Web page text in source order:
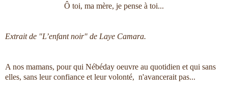
Ô toi, ma mère, je pense à toi...
Extrait de "L’enfant noir" de Laye Camara.
A nos mamans, pour qui Nébéday oeuvre au quotidien et qui sans
elles, sans leur confiance et leur volonté, n'avancerait pas...